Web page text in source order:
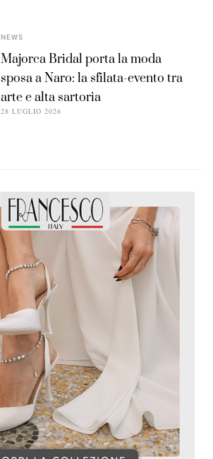
NEWS
Majorca Bridal porta la moda
sposa a Naro: la sfilata-evento tra
arte e alta sartoria
28 LUGLIO 2026